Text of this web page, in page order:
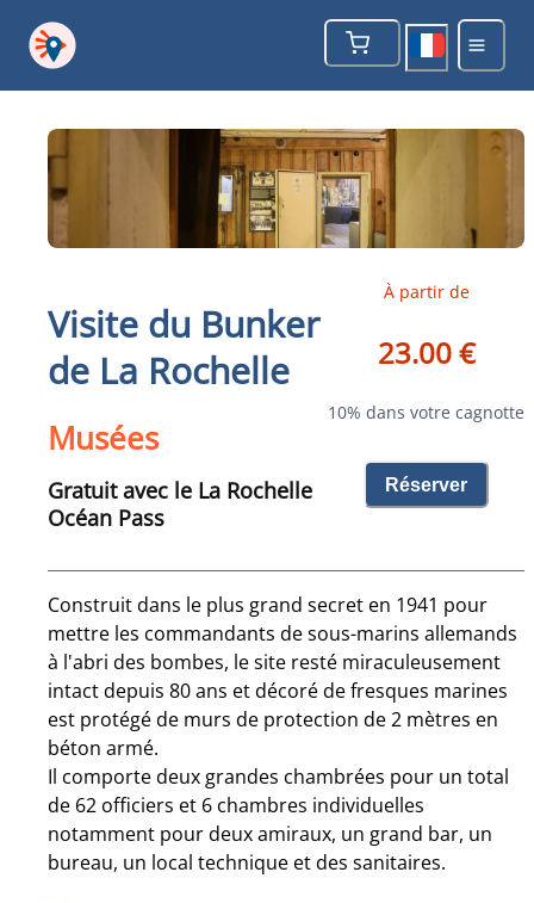
Visite du Bunker
de La Rochelle
Musées
Gratuit avec le La Rochelle
Océan Pass
À partir de
23.00 €
10% dans votre cagnotte
Réserver
Construit dans le plus grand secret en 1941 pour
mettre les commandants de sous-marins allemands
à l'abri des bombes, le site resté miraculeusement
intact depuis 80 ans et décoré de fresques marines
est protégé de murs de protection de 2 mètres en
béton armé.
Il comporte deux grandes chambrées pour un total
de 62 officiers et 6 chambres individuelles
notamment pour deux amiraux, un grand bar, un
bureau, un local technique et des sanitaires.